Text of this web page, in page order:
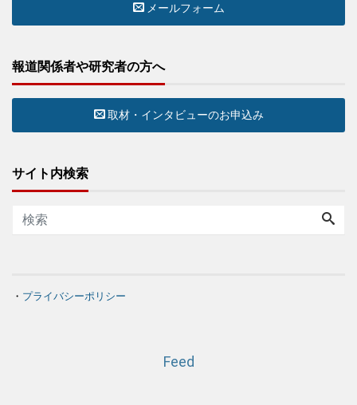
メールフォーム
報道関係者や研究者の方へ
取材・インタビューのお申込み
サイト内検索
・ プライバシーポリシー
Feed